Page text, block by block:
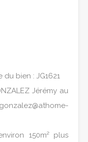
bien : JG1621
Jérémy au
150m² plus